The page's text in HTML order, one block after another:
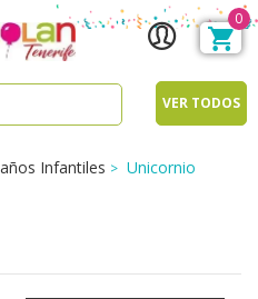
0
VER TODOS
Infantiles Unicornio